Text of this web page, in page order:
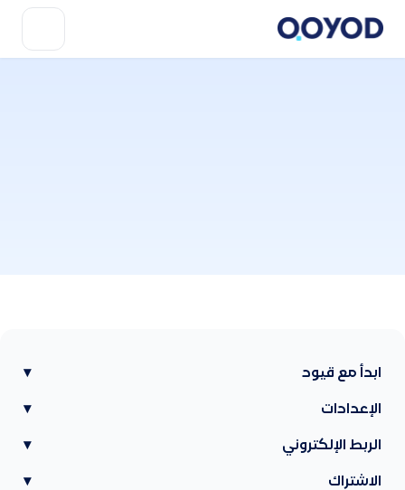
ابدأ مع قيود ▾
الإعدادات ▾
الربط الإلكتروني ▾
الاشتراك ▾